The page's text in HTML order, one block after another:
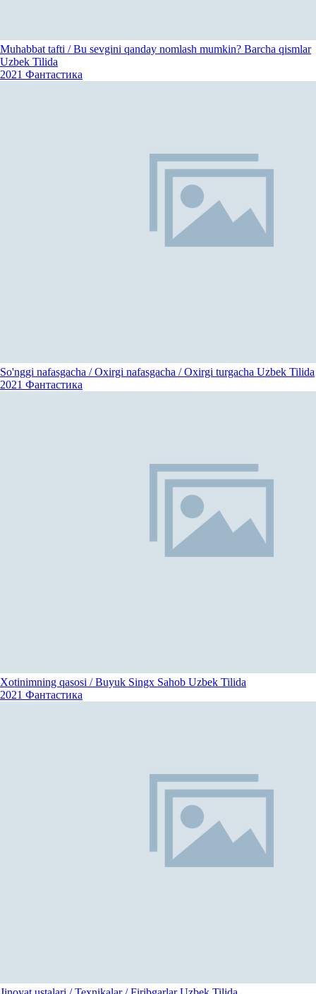
Muhabbat tafti / Bu sevgini qanday nomlash mumkin? Barcha qismlar
Uzbek Tilida
2021 Фантастика
So'nggi nafasgacha / Oxirgi nafasgacha / Oxirgi turgacha Uzbek Tilida
2021 Фантастика
Xotinimning qasosi / Buyuk Singx Sahob Uzbek Tilida
2021 Фантастика